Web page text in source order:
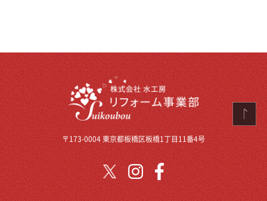
〒173-0004 東京都板橋区板橋1丁目11番4号